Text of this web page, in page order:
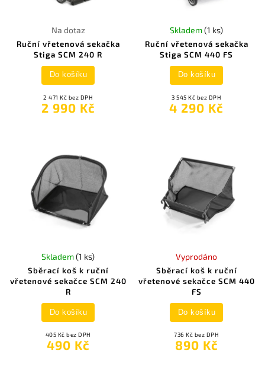
Ruční vřetenová sekačka
Stiga SCM 240 R
Na dotaz
2 471 Kč bez DPH
2 990 Kč
Do košíku
Ruční vřetenová sekačka
Stiga SCM 440 FS
Skladem(1 ks)
3 545 Kč bez DPH
4 290 Kč
Do košíku
Sběrací koš k ruční
vřetenové sekačce SCM 240
R
Skladem(1 ks)
405 Kč bez DPH
490 Kč
Do košíku
Sběrací koš k ruční
vřetenové sekačce SCM 440
FS
Vyprodáno
736 Kč bez DPH
890 Kč
Do košíku